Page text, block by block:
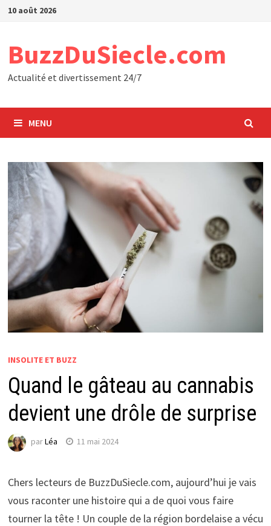
Passer
10 août 2026
BuzzDuSiecle.com
Actualité et divertissement 24/7
MENU
INSOLITE ET BUZZ
Quand le gâteau au cannabis
devient une drôle de surprise
parLéa 11 mai 2024
Chers lecteurs de BuzzDuSiecle.com, aujourd’hui je vais
vous raconter une histoire qui a de quoi vous faire
tourner la tête ! Un couple de la région bordelaise a vécu